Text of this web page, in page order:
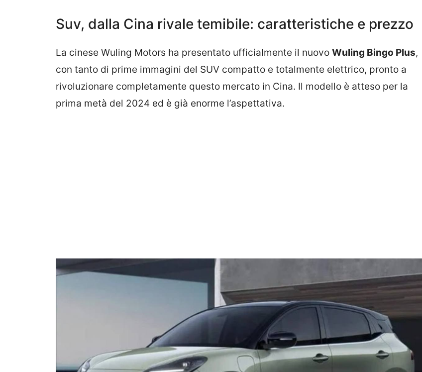
Suv, dalla Cina rivale temibile: caratteristiche e prezzo
La cinese Wuling Motors ha presentato ufficialmente il nuovo Wuling Bingo Plus,
con tanto di prime immagini del SUV compatto e totalmente elettrico, pronto a
rivoluzionare completamente questo mercato in Cina. Il modello è atteso per la
prima metà del 2024 ed è già enorme l’aspettativa.